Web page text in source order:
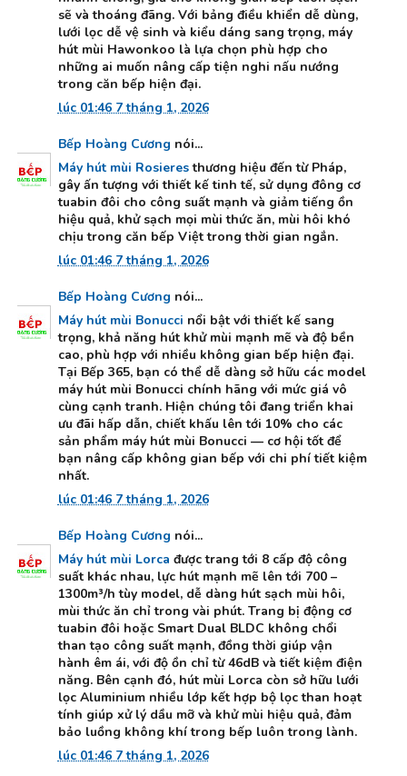
sẽ và thoáng đãng. Với bảng điều khiển dễ dùng,
lưới lọc dễ vệ sinh và kiểu dáng sang trọng, máy
hút mùi Hawonkoo là lựa chọn phù hợp cho
những ai muốn nâng cấp tiện nghi nấu nướng
trong căn bếp hiện đại.
lúc 01:46 7 tháng 1, 2026
Bếp Hoàng Cương nói...
Máy hút mùi Rosieresthương hiệu đến từ Pháp,
gây ấn tượng với thiết kế tinh tế, sử dụng đông cơ
tuabin đôi cho công suất mạnh và giảm tiếng ồn
hiệu quả, khử sạch mọi mùi thức ăn, mùi hôi khó
chịu trong căn bếp Việt trong thời gian ngắn.
lúc 01:46 7 tháng 1, 2026
Bếp Hoàng Cương nói...
Máy hút mùi Bonucci nổi bật với thiết kế sang
trọng, khả năng hút khử mùi mạnh mẽ và độ bền
cao, phù hợp với nhiều không gian bếp hiện đại.
Tại Bếp 365, bạn có thể dễ dàng sở hữu các model
máy hút mùi Bonucci chính hãng với mức giá vô
cùng cạnh tranh. Hiện chúng tôi đang triển khai
ưu đãi hấp dẫn, chiết khấu lên tới 10% cho các
sản phẩm máy hút mùi Bonucci — cơ hội tốt để
bạn nâng cấp không gian bếp với chi phí tiết kiệm
nhất.
lúc 01:46 7 tháng 1, 2026
Bếp Hoàng Cương nói...
Máy hút mùi Lorca được trang tới 8 cấp độ công
suất khác nhau, lực hút mạnh mẽ lên tới 700 –
1300m³/h tùy model, dễ dàng hút sạch mùi hôi,
mùi thức ăn chỉ trong vài phút. Trang bị động cơ
tuabin đôi hoặc Smart Dual BLDC không chổi
than tạo công suất mạnh, đồng thời giúp vận
hành êm ái, với độ ồn chỉ từ 46dB và tiết kiệm điện
năng. Bên cạnh đó, hút mùi Lorca còn sở hữu lưới
lọc Aluminium nhiều lớp kết hợp bộ lọc than hoạt
tính giúp xử lý dầu mỡ và khử mùi hiệu quả, đảm
bảo luồng không khí trong bếp luôn trong lành.
lúc 01:46 7 tháng 1, 2026